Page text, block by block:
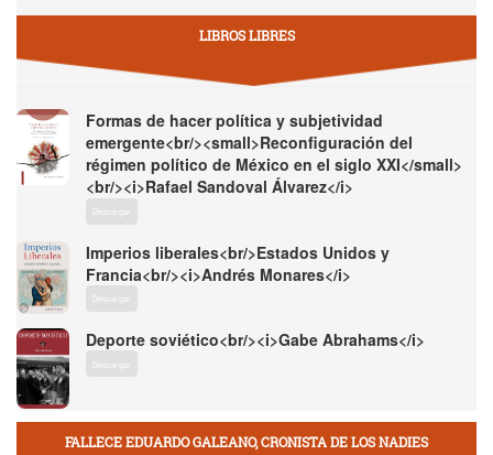
LIBROS LIBRES
Formas de hacer política y subjetividad
emergente<br/><small>Reconfiguración del
régimen político de México en el siglo XXI</small>
<br/><i>Rafael Sandoval Álvarez</i>
Descargar
Imperios liberales<br/>Estados Unidos y
Francia<br/><i>Andrés Monares</i>
Descargar
Deporte soviético<br/><i>Gabe Abrahams</i>
Descargar
FALLECE EDUARDO GALEANO, CRONISTA DE LOS NADIES